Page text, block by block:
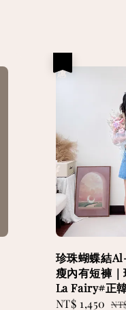
珍珠蝴蝶結
瘦內有短褲
La Fairy#正
Sale
NT$ 1,450